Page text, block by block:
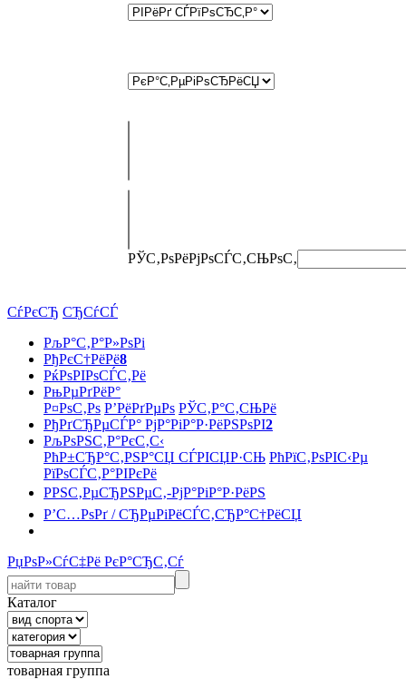
РЎС‚РѕРёРјРѕСЃС‚СЊРѕС‚
СѓРєСЂ СЂСѓСЃ
РљР°С‚Р°Р»РѕРі
РђРєС†РёРё8
РќРѕРІРѕСЃС‚Рё
РњРµРґРёР°
Р¤РѕС‚Рѕ Р’РёРґРµРѕ РЎС‚Р°С‚СЊРё
РђРґСЂРµСЃР° РјР°РіР°Р·РёРЅРѕРІ2
РљРѕРЅС‚Р°РєС‚С‹
РћР±СЂР°С‚РЅР°СЏ СЃРІСЏР·СЊ РћРїС‚РѕРІС‹Рµ
РїРѕСЃС‚Р°РІРєРё
РРЅС‚РµСЂРЅРµС‚-РјР°РіР°Р·РёРЅ
Р’С…РѕРґ / СЂРµРіРёСЃС‚СЂР°С†РёСЏ
РџРѕР»СѓС‡Рё РєР°СЂС‚Сѓ
Каталог
товарная группа